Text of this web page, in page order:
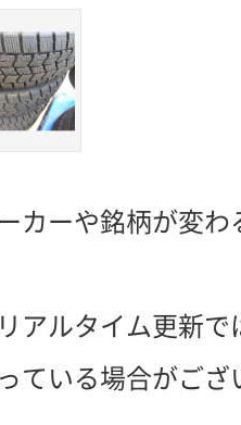
カーや銘柄が変
アルタイム更新
ている場合がご